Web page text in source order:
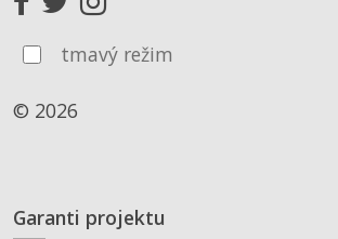
tmavý režim
© 2026
Garanti projektu